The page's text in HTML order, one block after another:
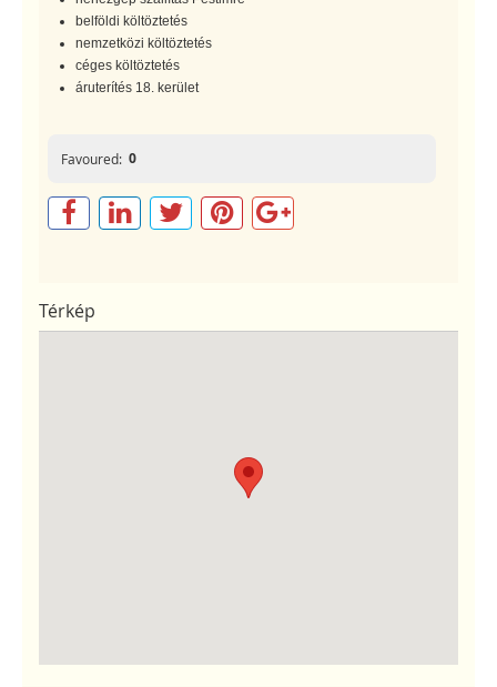
belföldi költöztetés
nemzetközi költöztetés
céges költöztetés
áruterítés 18. kerület
Favoured: 0
Térkép